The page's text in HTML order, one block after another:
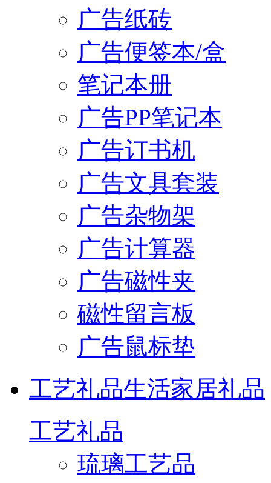
广告纸砖
广告便签本/盒
笔记本册
广告PP笔记本
广告订书机
广告文具套装
广告杂物架
广告计算器
广告磁性夹
磁性留言板
广告鼠标垫
工艺礼品生活家居礼品
工艺礼品
琉璃工艺品